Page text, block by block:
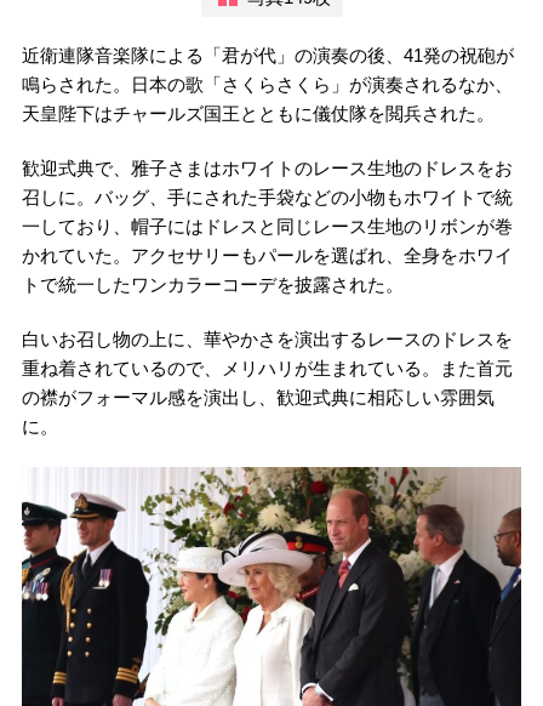
近衛連隊音楽隊による「君が代」の演奏の後、41発の祝砲が
鳴らされた。日本の歌「さくらさくら」が演奏されるなか、
天皇陛下はチャールズ国王とともに儀仗隊を閲兵された。
歓迎式典で、雅子さまはホワイトのレース生地のドレスをお
召しに。バッグ、手にされた手袋などの小物もホワイトで統
一しており、帽子にはドレスと同じレース生地のリボンが巻
かれていた。アクセサリーもパールを選ばれ、全身をホワイ
トで統一したワンカラーコーデを披露された。
白いお召し物の上に、華やかさを演出するレースのドレスを
重ね着されているので、メリハリが生まれている。また首元
の襟がフォーマル感を演出し、歓迎式典に相応しい雰囲気
に。